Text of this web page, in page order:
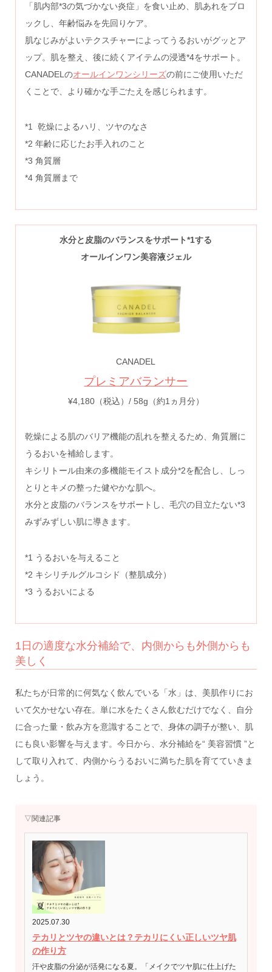
「肌内部*3の気づかない炎症」を食い止め、肌あれをブロ
ックし、年齢悩みを先回りケア。
肌なじみがよいテクスチャーによってうるおいがグッとア
ップ。肌を整え、後に続くアイテムの浸透*4をサポート。
CANADELのオールインワンシリーズの前にご使用いただ
くことで、より確かな手ごたえを感じられます。
*1 乾燥によるハリ、ツヤのなさ
*2 年齢に応じたお手入れのこと
*3 角質層
*4 角質層まで
水分と皮脂のバランスをサポート*1する
オールインワン美容液ジェル
CANADEL
プレミアバランサー
¥4,180（税込）/ 58g（約1ヵ月分）
乾燥による肌のバリア機能の乱れを整えるため、角質層に
うるおいを補給します。
キシリトール由来の多機能モイスト成分*2を配合し、しっ
とりとキメの整った健やかな肌へ。
水分と皮脂のバランスをサポートし、毛穴の目立たない*3
みずみずしい肌に導きます。
*1 うるおいを与えること
*2 キシリチルグルコシド（整肌成分）
*3 うるおいによる
1日の適度な水分補給で、内側からも外側からも
美しく
私たちが日常的に何気なく飲んでいる「水」は、美肌作りにお
いて欠かせない存在。単に水をたくさん飲むだけでなく、自分
に合った量・飲み方を意識することで、身体の調子が整い、肌
にも良い影響を与えます。今日から、水分補給を“ 美容習慣 ”と
して取り入れて、内側からうるおいに満ちた肌を育てていきま
しょう。
▽関連記事
2025.07.30
テカリとツヤの違いとは？テカリにくい正しいツヤ肌
の作り方
汗や皮脂の分泌が活発になる夏。「メイクでツヤ肌に仕上げた